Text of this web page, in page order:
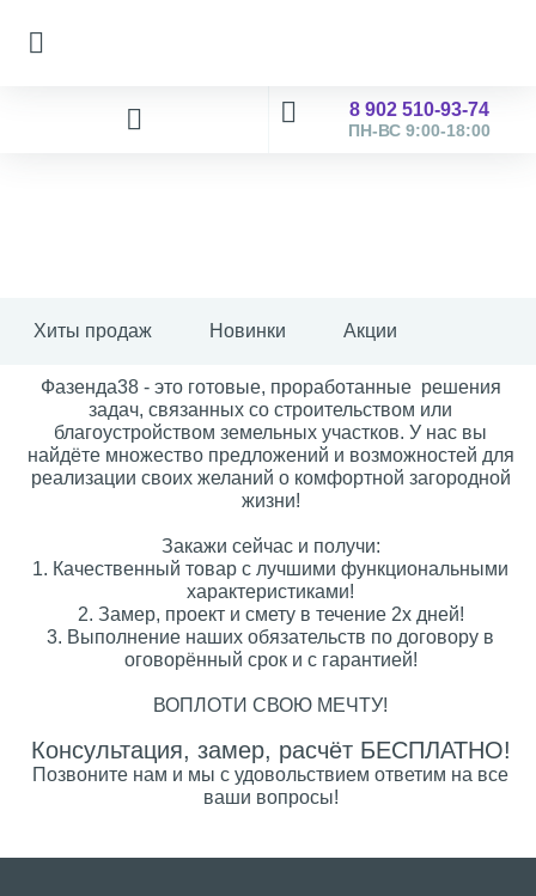
8 902 510-93-74
ПН-ВС 9:00-18:00
Хиты продаж Новинки Акции
Фазенда38 - это готовые, проработанные решения
задач, связанных со строительством или
благоустройством земельных участков. У нас вы
найдёте множество предложений и возможностей для
реализации своих желаний о комфортной загородной
жизни!
Закажи сейчас и получи:
1. Качественный товар с лучшими функциональными
характеристиками!
2. Замер, проект и смету в течение 2х дней!
3. Выполнение наших обязательств по договору в
оговорённый срок и с гарантией!
ВОПЛОТИ СВОЮ МЕЧТУ!
Консультация, замер, расчёт БЕСПЛАТНО!
Позвоните нам и мы с удовольствием ответим на все
ваши вопросы!